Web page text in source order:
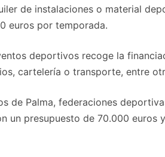
de instalaciones o material
euros por temporada.
deportivos recoge la
cartelería o transporte, entre
Palma, federaciones
presupuesto de 70.000 euros